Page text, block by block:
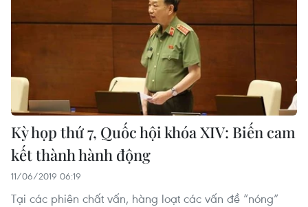
Kỳ họp thứ 7, Quốc hội khóa XIV: Biến cam
kết thành hành động
11/06/2019 06:19
Tại các phiên chất vấn, hàng loạt các vấn đề “nóng”